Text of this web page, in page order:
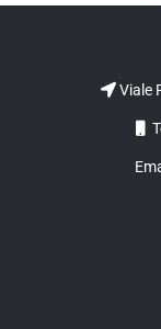
Viale